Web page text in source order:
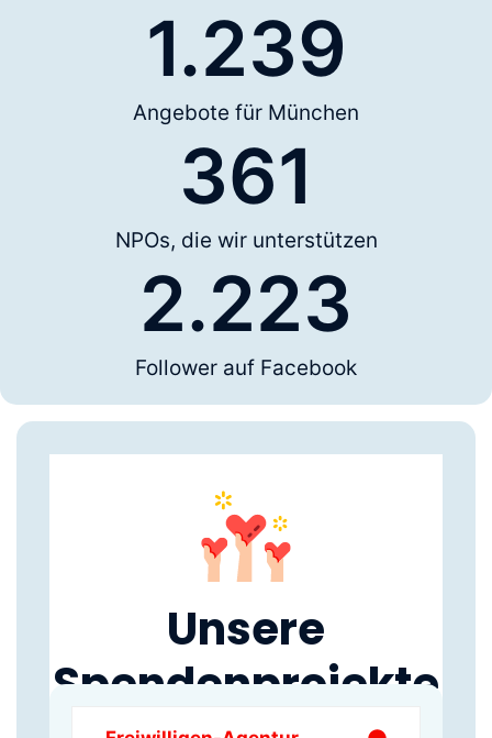
Angebote für München
1.239
NPOs, die wir unterstützen
361
Follower auf Facebook
2.223
Unsere
Spendenprojekte